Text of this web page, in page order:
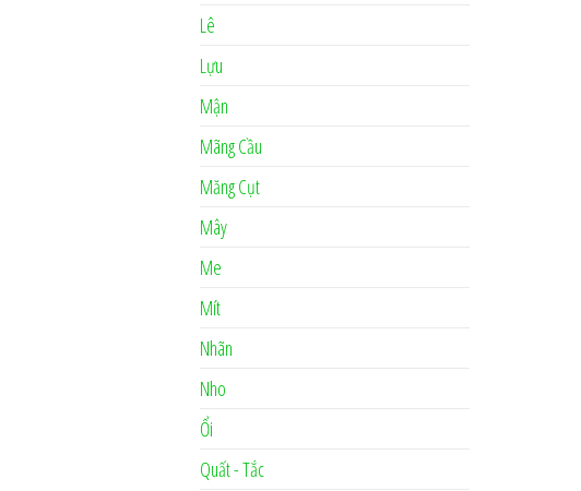
Lê
Lựu
Mận
Mãng Cầu
Măng Cụt
Mây
Me
Mít
Nhãn
Nho
Ổi
Quất - Tắc